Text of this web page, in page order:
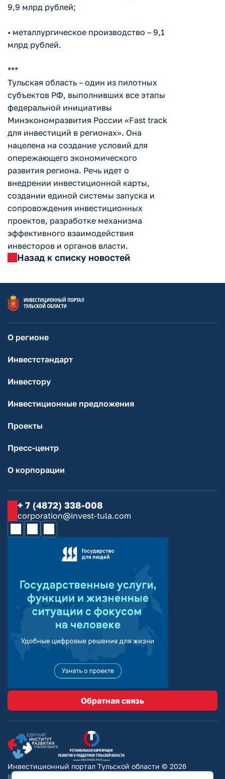
9,9 млрд рублей;
• металлургическое производство – 9,1
млрд рублей.
***
Тульская область – один из пилотных
субъектов РФ, выполнивших все этапы
федеральной инициативы
Минэкономразвития России «Fast track
для инвестиций в регионах». Она
нацелена на создание условий для
опережающего экономического
развития региона. Речь идет о
внедрении инвестиционной карты,
создании единой системы запуска и
сопровождения инвестиционных
проектов, разработке механизма
эффективного взаимодействия
инвесторов и органов власти.
Назад к списку новостей
О регионе
Инвестстандарт
Инвестору
Инвестиционные предложения
Проекты
Пресс-центр
О корпорации
+ 7 (4872) 338-008
corporation@invest-tula.com
Обратная связь
Инвестиционный портал Тульской области © 2026
Вся информация на сайте носит ознакомительный характер и ни при